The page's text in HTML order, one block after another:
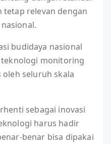
relevan dengan
budidaya nasional
monitoring
oleh seluruh skala
sebagai inovasi
harus hadir
benar bisa dipakai